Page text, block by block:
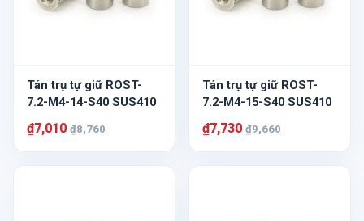
Tán trụ tự giữ ROST-
7.2-M4-14-S40 SUS410
₫7,010 ₫8,760
Tán trụ tự giữ ROST-
7.2-M4-15-S40 SUS410
₫7,730 ₫9,660